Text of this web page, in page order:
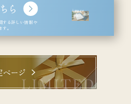
image
photo